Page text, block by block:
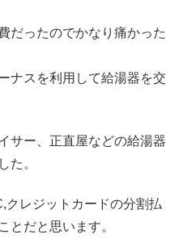
だったのでかなり痛かった
ナスを利用して給湯器を交
サー、正直屋などの給湯器
た。
クレジットカードの分割払
とだと思います。